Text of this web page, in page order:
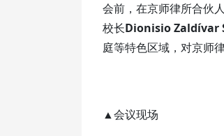
会前，在京师律所合伙
校长Dionisio Zaldívar
庭等特色区域，对京师
▲会议现场